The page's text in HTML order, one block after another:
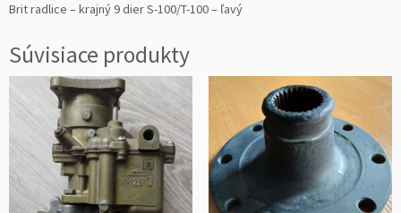
i
r
d
c
e
Brit radlice – krajný 9 dier S-100/T-100 – ľavý
Súvisiace produkty